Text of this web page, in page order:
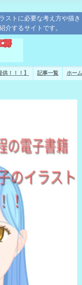
ストに必要な考え方や描き
介するサイトです。
！！！】 記事一覧 ホーム